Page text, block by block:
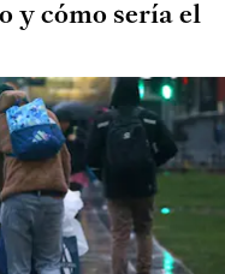
y cómo sería el